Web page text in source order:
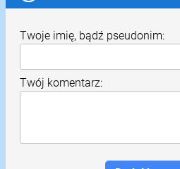
Twoje imię, bądź pseudonim:
Twój komentarz: